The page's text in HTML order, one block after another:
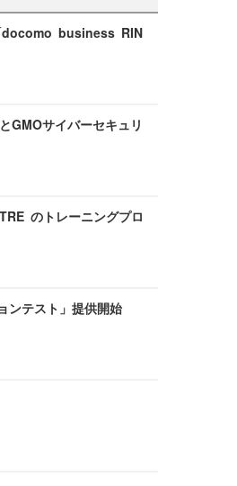
docomo business RIN
GMOサイバーセキュリ
のトレーニングプロ
ンテスト」提供開始